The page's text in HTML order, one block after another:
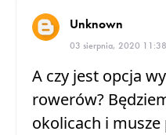
Unknown
03 sierpnia, 2020 11:38
A czy jest opcja
rowerów?
okolicach i musze